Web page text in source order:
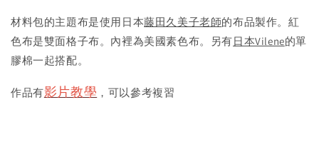
材料包的主題布是使用日本藤田久美子老師的布品製作。紅
色布是雙面格子布。內裡為美國素色布。另有日本Vilene的單
膠棉一起搭配。
作品有影片教學 ，可以參考複習